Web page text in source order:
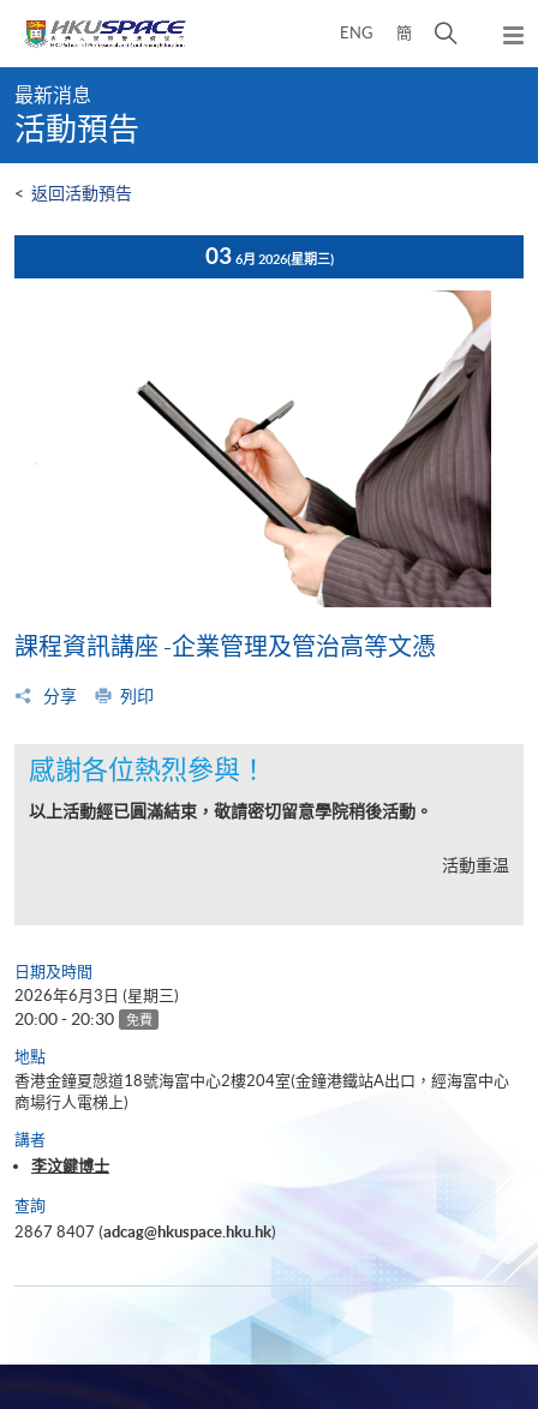
content
ENG 簡
開
彈
出
content
start
最新消息
活動預告
< 返回活動預告
03 6月 2026(星期三)
課程資訊講座 -企業管理及管治高等文憑
分享 列印
感謝各位熱烈參與！
以上活動經已圓滿結束，敬請密切留意學院稍後活動。
活動重温
日期及時間
2026年6月3日 (星期三)
20:00 - 20:30 免費
地點
香港金鐘夏慤道18號海富中心2樓204室(金鐘港鐵站A出口，經海富中心
商場行人電梯上)
講者
李汶鍵博士
查詢
2867 8407 (adcag@hkuspace.hku.hk)